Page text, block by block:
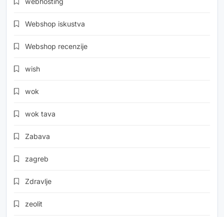
Webshop iskustva
Webshop recenzije
wish
wok
wok tava
Zabava
zagreb
Zdravlje
zeolit